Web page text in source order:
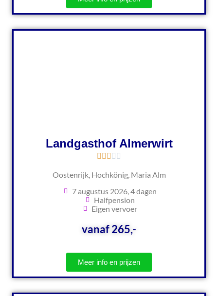
Landgasthof Almerwirt
Oostenrijk, Hochkönig, Maria Alm
7 augustus 2026, 4 dagen
Halfpension
Eigen vervoer
vanaf 265,-
Meer info en prijzen